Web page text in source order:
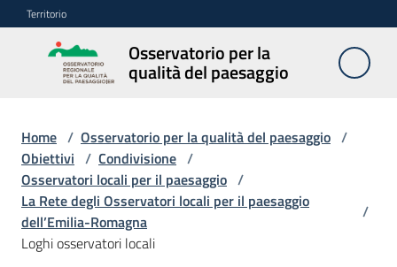
Vai al contenuto
Vai alla navigazione
Vai al footer
Territorio
Osservatorio per la
qualità del paesaggio
Osservatorio
per la
paesaggio
Cos'è
l'Osservatorio
Home / Osservatorio per la qualità del paesaggio /
Obiettivi / Condivisione /
Osservatori locali per il paesaggio /
La Rete degli Osservatori locali per il paesaggio
dell’Emilia-Romagna
/
Loghi osservatori locali